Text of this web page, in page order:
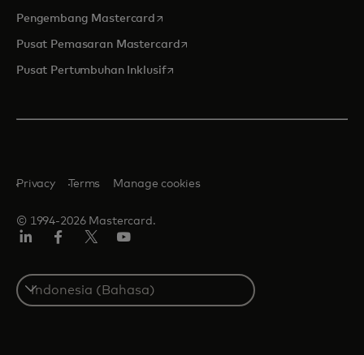
Pengembang Mastercard opens in a new tab
Pusat Pemasaran Mastercardopens in a new tab
Pusat Pertumbuhan Inklusifopens in a new tab
© 1994-2026 Mastercard.
Privacy Terms Manage cookies
Select
a
country